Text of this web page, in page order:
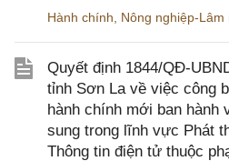
Hành chính Nông nghiệp-Lâm
Quyết định 1844/QĐ-
tỉnh Sơn La về việc công
hành chính mới ban hành
sung trong lĩnh vực Phát
Thông tin điện tử thuộc